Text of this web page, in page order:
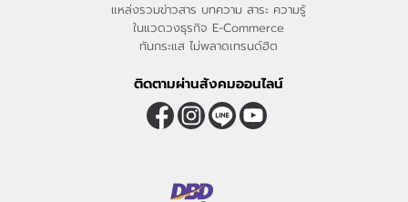
แหล่งรวมข่าวสาร บทความ สาระ ความรู้
ในแวดวงธุรกิจ E-Commerce
ทันกระแส ไม่พลาดเทรนด์ฮิต
ติดตามผ่านสังคมออนไลน์